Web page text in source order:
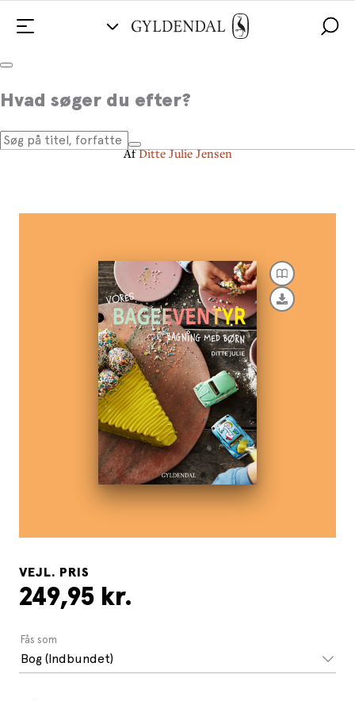
Hvad søger du efter?
Bageeventyr
Bagning med børn
AfDitte Julie Jensen
VEJL. PRIS
249,95 kr.
Fås som
Bog (Indbundet)